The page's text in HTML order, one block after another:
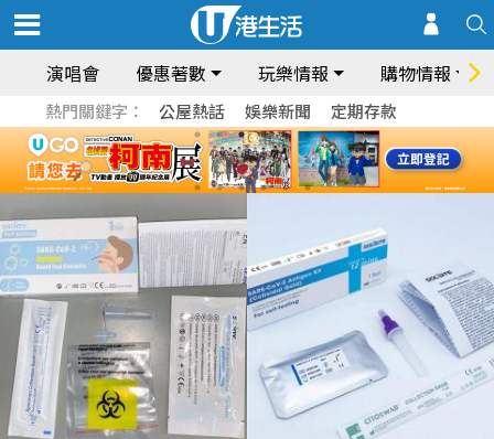
演唱會 優惠著數 玩樂情報 購物情報
熱門關鍵字： 公屋熱話 娛樂新聞 定期存款